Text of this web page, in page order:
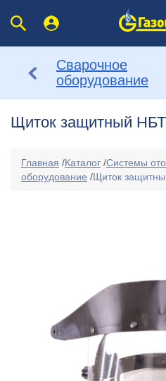
Сварочное
оборудование
Щиток защитный
Главная /Каталог /Системы
оборудование /Щиток